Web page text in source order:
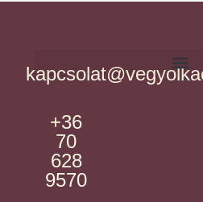
+36
70
628
9570